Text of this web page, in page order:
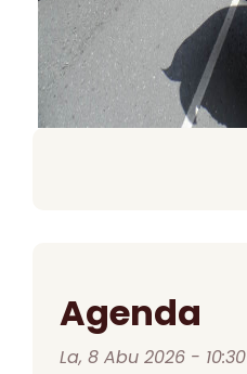
Agenda
La, 8 Abu 2026 - 10:30